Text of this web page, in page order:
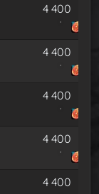
4 400
4 400
4 400
4 400
4 400